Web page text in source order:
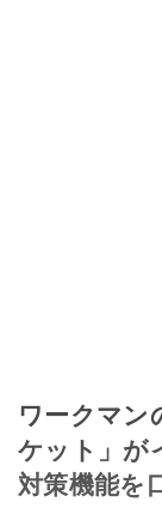
ワークマン
ケット」が
対策機能を